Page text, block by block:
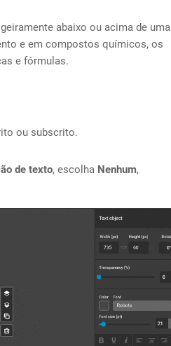
abaixo ou acima de uma
e em compostos químicos, os
e fórmulas.
ou subscrito.
de texto, escolha Nenhum,